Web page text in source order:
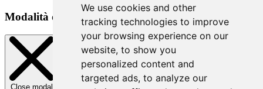
We use cookies and other
tracking technologies to improve
your browsing experience on our
website, to show you
personalized content and
targeted ads, to analyze our
Modalità di accesso
Close modal